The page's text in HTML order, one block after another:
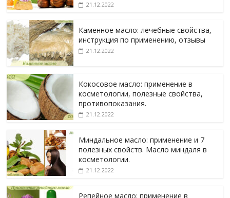
21.12.2022
Каменное масло: лечебные свойства,
инструкция по применению, отзывы
21.12.2022
Кокосовое масло: применение в
косметологии, полезные свойства,
противопоказания.
21.12.2022
Миндальное масло: применение и 7
полезных свойств. Масло миндаля в
косметологии.
21.12.2022
Репейное масло: применение в